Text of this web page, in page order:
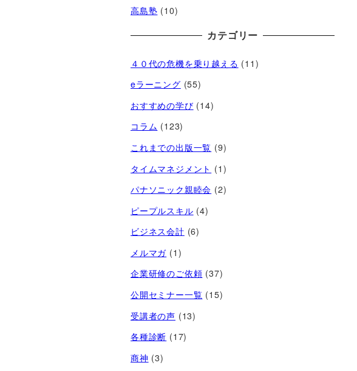
高島塾 (10)
カテゴリー
４０代の危機を乗り越える (11)
eラーニング (55)
おすすめの学び (14)
コラム (123)
これまでの出版一覧 (9)
タイムマネジメント (1)
パナソニック親睦会 (2)
ピープルスキル (4)
ビジネス会計 (6)
メルマガ (1)
企業研修のご依頼 (37)
公開セミナー一覧 (15)
受講者の声 (13)
各種診断 (17)
商神 (3)